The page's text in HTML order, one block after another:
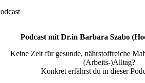
Podcast mit Dr.in Barbara Szabo
Keine Zeit für gesunde, nährstoffreiche
(Arbeits-)Alltag?
Konkret erfährst du in dieser